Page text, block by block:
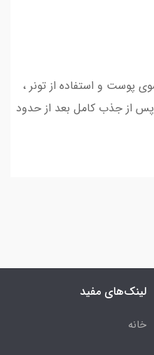
پوست و استفاده از تونر ،
از جذب کامل بعد از حدود
لینک‌های مفید
خانه